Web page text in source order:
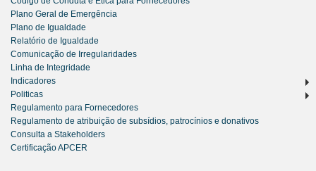
Plano Geral de Emergência
Plano de Igualdade
Relatório de Igualdade
Comunicação de Irregularidades
Linha de Integridade
Indicadores
Politicas
Regulamento para Fornecedores
Regulamento de atribuição de subsídios, patrocínios e donativos
Consulta a Stakeholders
Certificação APCER